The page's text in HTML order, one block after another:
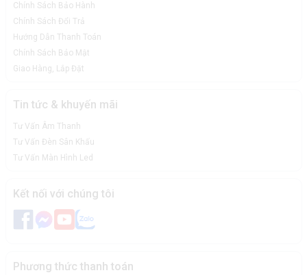
Chính Sách Bảo Hành
Chính Sách Đổi Trả
Hướng Dẫn Thanh Toán
Chính Sách Bảo Mật
Giao Hàng, Lắp Đặt
Tin tức & khuyến mãi
Tư Vấn Âm Thanh
Tư Vấn Đèn Sân Khấu
Tư Vấn Màn Hình Led
Kết nối với chúng tôi
Phương thức thanh toán